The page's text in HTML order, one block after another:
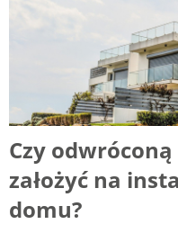
Czy
założyć na
domu?